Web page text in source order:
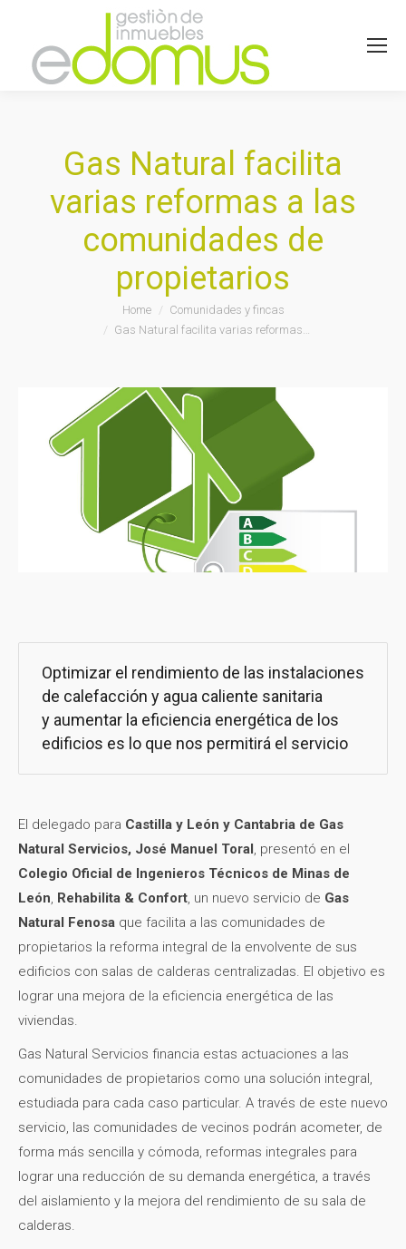
Gas Natural facilita
varias reformas a las
comunidades de
propietarios
Home
Comunidades y fincas
Gas Natural facilita varias reformas…
Optimizar el rendimiento de las instalaciones
de calefacción y agua caliente sanitaria
y aumentar la eficiencia energética de los
edificios es lo que nos permitirá el servicio
El delegado para Castilla y León y Cantabria de Gas
Natural Servicios, José Manuel Toral, presentó en el
Colegio Oficial de Ingenieros Técnicos de Minas de
León, Rehabilita & Confort, un nuevo servicio de Gas
Natural Fenosa que facilita a las comunidades de
propietarios la reforma integral de la envolvente de sus
edificios con salas de calderas centralizadas. El objetivo es
lograr una mejora de la eficiencia energética de las
viviendas.
Gas Natural Servicios financia estas actuaciones a las
comunidades de propietarios como una solución integral,
estudiada para cada caso particular. A través de este nuevo
servicio, las comunidades de vecinos podrán acometer, de
forma más sencilla y cómoda, reformas integrales para
lograr una reducción de su demanda energética, a través
del aislamiento y la mejora del rendimiento de su sala de
calderas.